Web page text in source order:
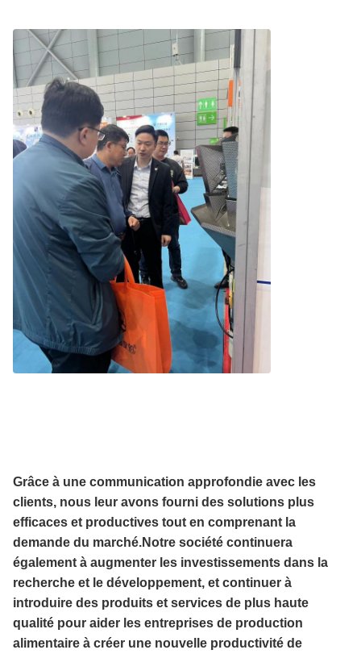
Grâce à une communication approfondie avec les
clients, nous leur avons fourni des solutions plus
efficaces et productives tout en comprenant la
demande du marché.Notre société continuera
également à augmenter les investissements dans la
recherche et le développement, et continuer à
introduire des produits et services de plus haute
qualité pour aider les entreprises de production
alimentaire à créer une nouvelle productivité de